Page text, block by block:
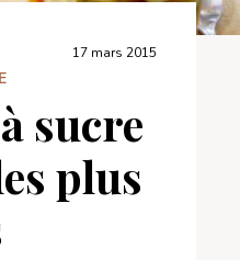
17 mars 2015
sucre
plus